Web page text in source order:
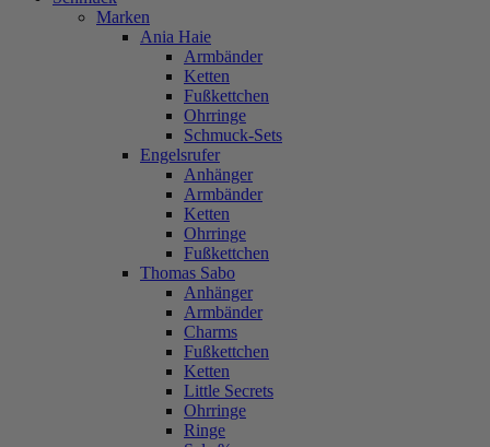
Marken
Ania Haie
Armbänder
Ketten
Fußkettchen
Ohrringe
Schmuck-Sets
Engelsrufer
Anhänger
Armbänder
Ketten
Ohrringe
Fußkettchen
Thomas Sabo
Anhänger
Armbänder
Charms
Fußkettchen
Ketten
Little Secrets
Ohrringe
Ringe